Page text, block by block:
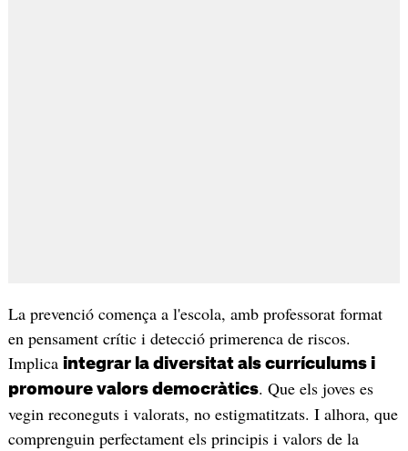
La prevenció comença a l'escola, amb professorat format
en pensament crític i detecció primerenca de riscos.
Implica integrar la diversitat als currículums i
promoure valors democràtics. Que els joves es
vegin reconeguts i valorats, no estigmatitzats. I alhora, que
comprenguin perfectament els principis i valors de la